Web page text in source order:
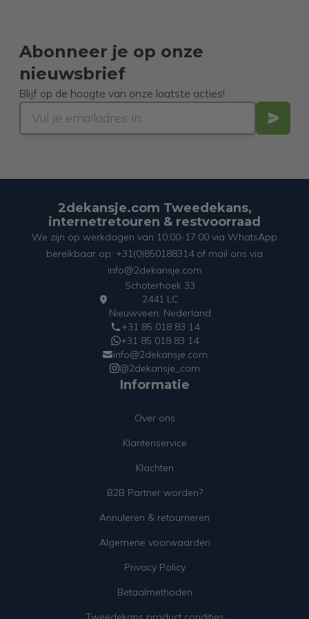
Abonneer je op onze
nieuwsbrief
Blijf op de hoogte van onze laatste acties!
2dekansje.com Tweedekans,
internetretouren & restvoorraad
We zijn op werkdagen van 10:00-17:00 via WhatsApp
bereikbaar op: +31(0)850188314 of mail ons via
info@2dekansje.com
Schoterhoek 33
2441 LC
Nieuwveen, Nederland
+31 85 018 83 14
+31 85 018 83 14
info@2dekansje.com
@2dekansje_com
Informatie
Over ons
Klantenservice
Klachten
B2B Partner worden?
Annuleren & retourneren
Algemene voorwaarden
Privacy Policy
Betaalmethoden